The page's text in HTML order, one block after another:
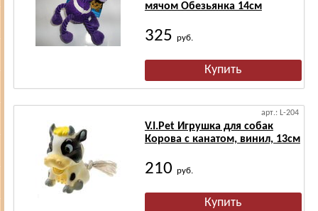
мячом Обезьянка 14см
325 руб.
арт.: L-204
V.I.Pet Игрушка для собак
Корова с канатом, винил, 13см
210 руб.